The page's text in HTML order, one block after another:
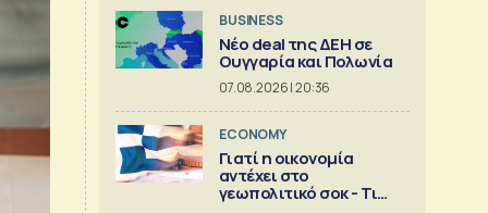
BUSINESS
Νέο deal της ΔΕΗ σε
Ουγγαρία και Πολωνία
07.08.2026 | 20:36
ECONOMY
Γιατί η οικονομία
αντέχει στο
γεωπολιτικό σοκ - Τι